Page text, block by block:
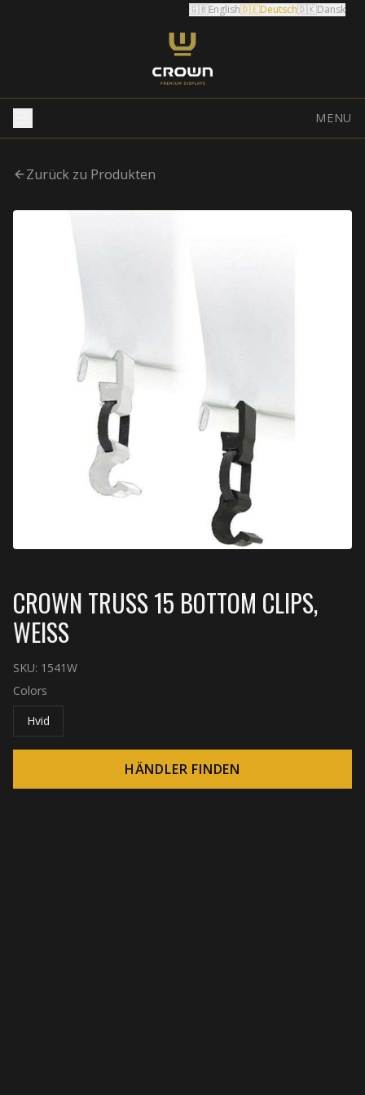
🇬🇧English🇩🇪Deutsch🇩🇰Dansk
MENU
Zurück zu Produkten
CROWN TRUSS 15 BOTTOM CLIPS,
WEISS
SKU: 1541W
Colors
Hvid
HÄNDLER FINDEN